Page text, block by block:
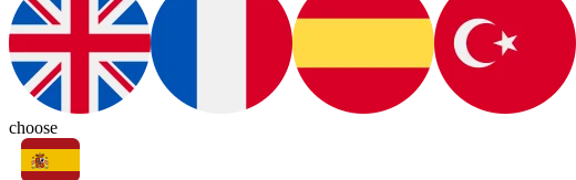
choose